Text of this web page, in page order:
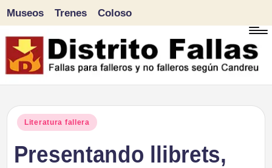
Saltar
al
Museos Trenes Coloso
Publicado
Literatura fallera
Presentando llibrets,